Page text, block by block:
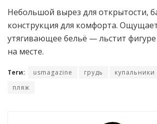
Небольшой вырез для открытости,
конструкция для комфорта.
утягивающее бельё — льстит
на месте.
Теги: usmagazine грудь купальники
пляж